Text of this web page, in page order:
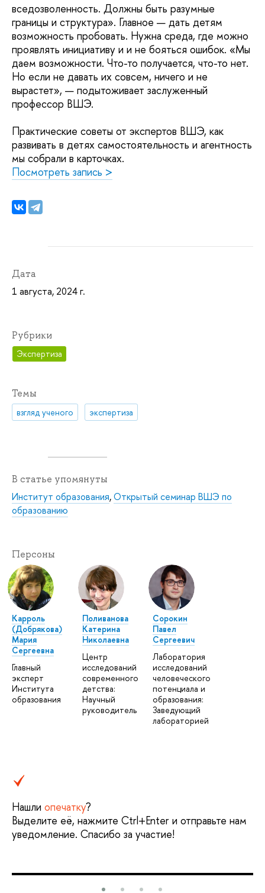
вседозволенность. Должны быть разумные
границы и структура». Главное — дать детям
возможность пробовать. Нужна среда, где можно
проявлять инициативу и и не бояться ошибок. «Мы
даем возможности. Что-то получается, что-то нет.
Но если не давать их совсем, ничего и не
вырастет», — подытоживает заслуженный
профессор ВШЭ.
Практические советы от экспертов ВШЭ, как
развивать в детях самостоятельность и агентность
мы собрали в карточках.
Посмотреть запись >
Дата
1 августа, 2024 г.
Рубрики
Экспертиза
Темы
взгляд ученого экспертиза
В статье упомянуты
Институт образования,Открытый семинар ВШЭ по
образованию
Персоны
Карроль
(Добрякова)
Мария
Сергеевна
Главный
эксперт
Института
образования
Поливанова
Катерина
Николаевна
Центр
исследований
современного
детства:
Научный
руководитель
Сорокин
Павел
Сергеевич
Лаборатория
исследований
человеческого
потенциала и
образования:
Заведующий
лабораторией
Нашли опечатку?
Выделите её, нажмите Ctrl+Enter и отправьте нам
уведомление. Спасибо за участие!